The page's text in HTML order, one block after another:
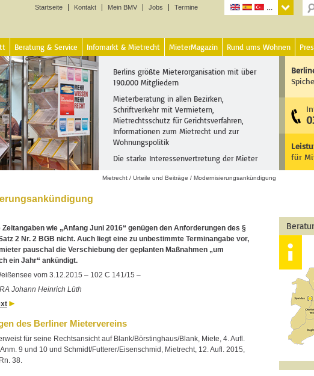
Startseite Kontakt Mein BMV Jobs Termine
Beratung & Service Infomarkt & Mietrecht MieterMagazin Rund ums Wohnen
Berlins größte Mieterorganisation mit über
190.000 Mitgliedern
Mieterberatung in allen Bezirken,
Schriftverkehr mit Vermietern,
Mietrechtsschutz für Gerichtsverfahren,
Informationen zum Mietrecht und zur
Wohnungspolitik
Die starke Interessenvertretung der Mieter
für
Mietrecht / Urteile und Beiträge / Modernisierungsankündigung
wie „Anfang Juni 2016“ genügen den Anforderungen des §
2 Nr. 2 BGB nicht. Auch liegt eine zu unbestimmte Terminangabe vor,
pauschal die Verschiebung der geplanten Maßnahmen „um
ein Jahr“ ankündigt.
vom 3.12.2015 – 102 C 141/15 –
Johann Heinrich Lüth
des Berliner Mietervereins
für seine Rechtsansicht auf Blank/Börstinghaus/Blank, Miete, 4. Aufl.
9 und 10 und Schmidt/Futterer/Eisenschmid, Mietrecht, 12. Aufl. 2015,
38.